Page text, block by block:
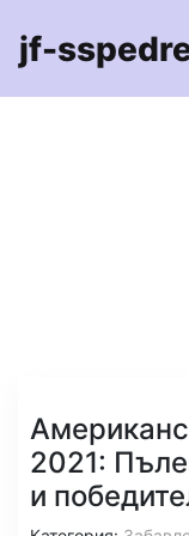
jf-
2021:
и